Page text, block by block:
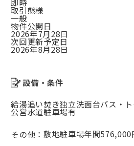
即時
取引態様
一般
物件公開日
2026年7月28日
次回更新予定日
2026年8月28日
設備・条件
給湯追い焚き独立洗面台バス・
公営水道駐車場有
その他： 敷地駐車場年間576,000